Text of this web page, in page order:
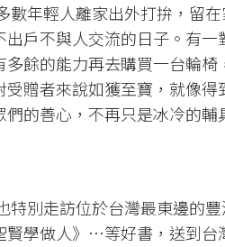
數年輕人離家出外打拚，留
戶不與人交流的日子。有一
餘的能力再去購買一台輪椅
贈者來說如獲至寶，就像得
的善心，不再只是冰冷的輔
特別走訪位於台灣最東邊的
賢學做人》…等好書，送到台